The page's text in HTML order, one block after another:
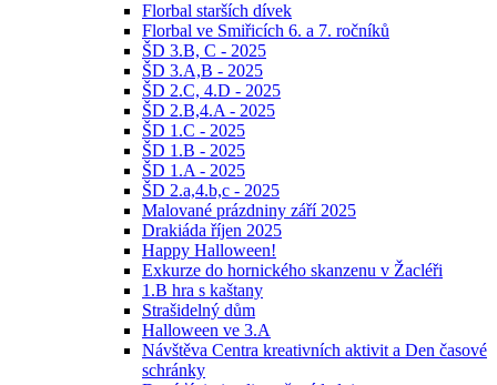
Florbal starších dívek
Florbal ve Smiřicích 6. a 7. ročníků
ŠD 3.B, C - 2025
ŠD 3.A,B - 2025
ŠD 2.C, 4.D - 2025
ŠD 2.B,4.A - 2025
ŠD 1.C - 2025
ŠD 1.B - 2025
ŠD 1.A - 2025
ŠD 2.a,4.b,c - 2025
Malované prázdniny září 2025
Drakiáda říjen 2025
Happy Halloween!
Exkurze do hornického skanzenu v Žacléři
1.B hra s kaštany
Strašidelný dům
Halloween ve 3.A
Návštěva Centra kreativních aktivit a Den časové
schránky